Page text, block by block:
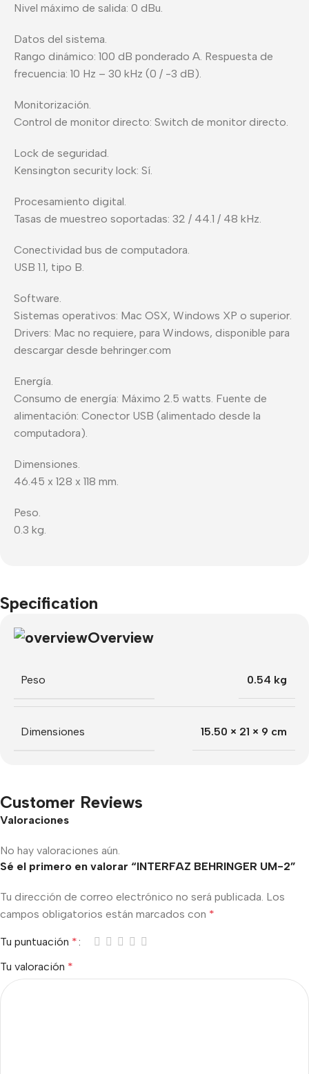
Nivel máximo de salida: 0 dBu.
Datos del sistema.
Rango dinámico: 100 dB ponderado A. Respuesta de
frecuencia: 10 Hz – 30 kHz (0 / -3 dB).
Monitorización.
Control de monitor directo: Switch de monitor directo.
Lock de seguridad.
Kensington security lock: Sí.
Procesamiento digital.
Tasas de muestreo soportadas: 32 / 44.1 / 48 kHz.
Conectividad bus de computadora.
USB 1.1, tipo B.
Software.
Sistemas operativos: Mac OSX, Windows XP o superior.
Drivers: Mac no requiere, para Windows, disponible para
descargar desde behringer.com
Energía.
Consumo de energía: Máximo 2.5 watts. Fuente de
alimentación: Conector USB (alimentado desde la
computadora).
Dimensiones.
46.45 x 128 x 118 mm.
Peso.
0.3 kg.
Specification
Overview
Peso 0.54 kg
Dimensiones 15.50 × 21 × 9 cm
Customer Reviews
Valoraciones
No hay valoraciones aún.
Sé el primero en valorar “INTERFAZ BEHRINGER UM-2”
Tu dirección de correo electrónico no será publicada. Los
campos obligatorios están marcados con *
Tu puntuación *
Tu valoración *